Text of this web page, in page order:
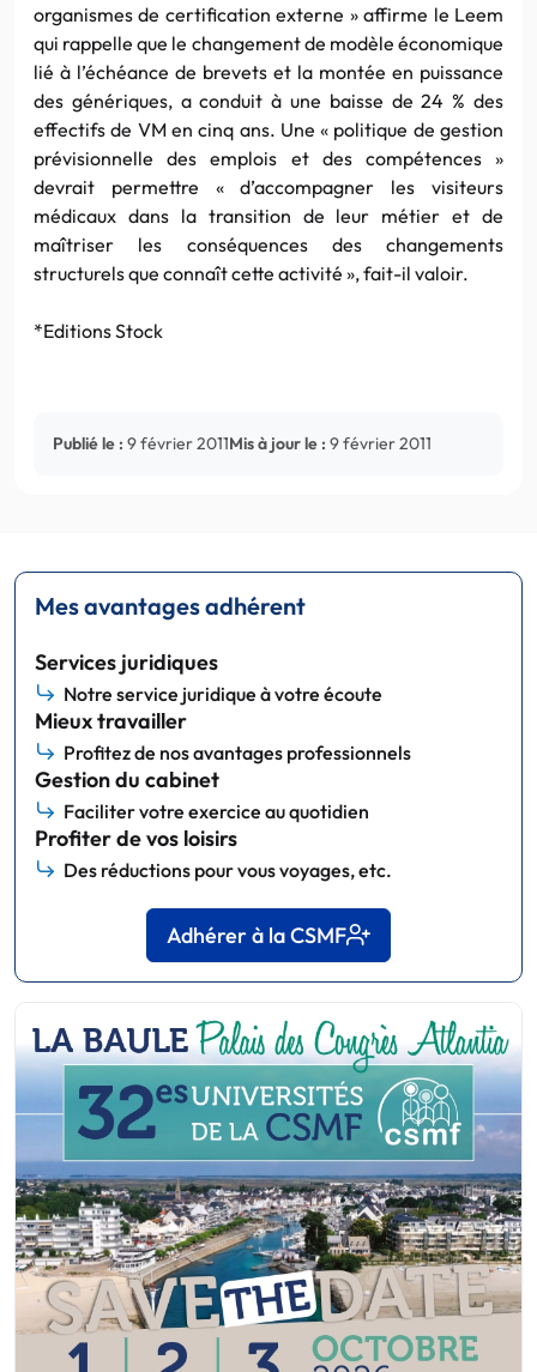
organismes de certification externe » affirme le Leem
qui rappelle que le changement de modèle économique
lié à l’échéance de brevets et la montée en puissance
des génériques, a conduit à une baisse de 24 % des
effectifs de VM en cinq ans. Une « politique de gestion
prévisionnelle des emplois et des compétences »
devrait permettre « d’accompagner les visiteurs
médicaux dans la transition de leur métier et de
maîtriser les conséquences des changements
structurels que connaît cette activité », fait-il valoir.
*Editions Stock
Publié le : 9 février 2011Mis à jour le : 9 février 2011
Mes avantages adhérent
Services juridiques
Notre service juridique à votre écoute
Mieux travailler
Profitez de nos avantages professionnels
Gestion du cabinet
Faciliter votre exercice au quotidien
Profiter de vos loisirs
Des réductions pour vous voyages, etc.
Adhérer à la CSMF